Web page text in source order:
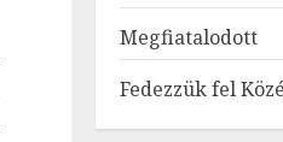
Megfiatalodott
Fedezzük fel